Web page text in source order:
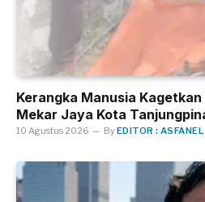
Kerangka Manusia
Mekar Jaya Kota
10 Agustus 2026 ByEDITOR : ASFANEL